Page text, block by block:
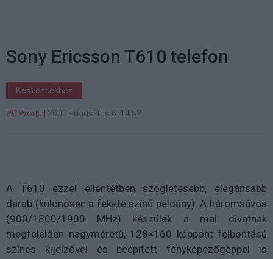
Sony Ericsson T610 telefon
Kedvencekhez
PC World 2003 augusztus 6. 14:52
A T610 ezzel ellentétben szögletesebb, elegánsabb
darab (különösen a fekete színű példány). A háromsávos
(900/1800/1900 MHz) készülék a mai divatnak
megfelelően nagyméretű, 128×160 képpont felbontású
színes kijelzővel és beépített fényképezőgéppel is